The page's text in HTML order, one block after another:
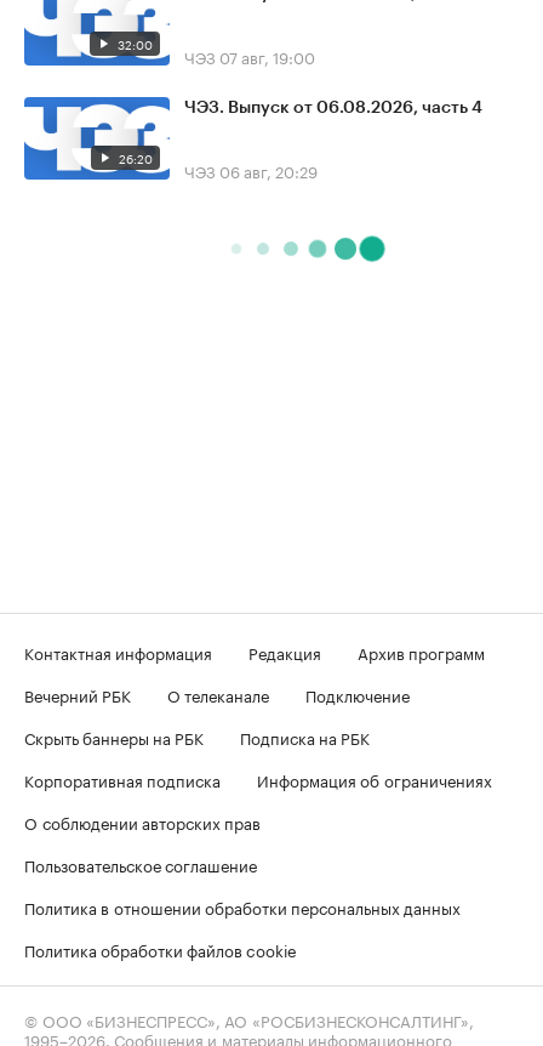
32:00 ЧЭЗ 07 авг, 19:00
26:20
ЧЭЗ. Выпуск от 06.08.2026, часть 4
ЧЭЗ 06 авг, 20:29
Контактная информация Редакция
Архив программ
Вечерний РБК
О телеканале
Подключение
Скрыть баннеры на РБК
Подписка на РБК
Корпоративная подписка
Информация об ограничениях
О соблюдении авторских прав
Пользовательское соглашение
Политика в отношении обработки персональных данных
Политика обработки файлов cookie
© ООО «БИЗНЕСПРЕСС», АО «РОСБИЗНЕСКОНСАЛТИНГ»,
1995–2026 . Сообщения и материалы информационного